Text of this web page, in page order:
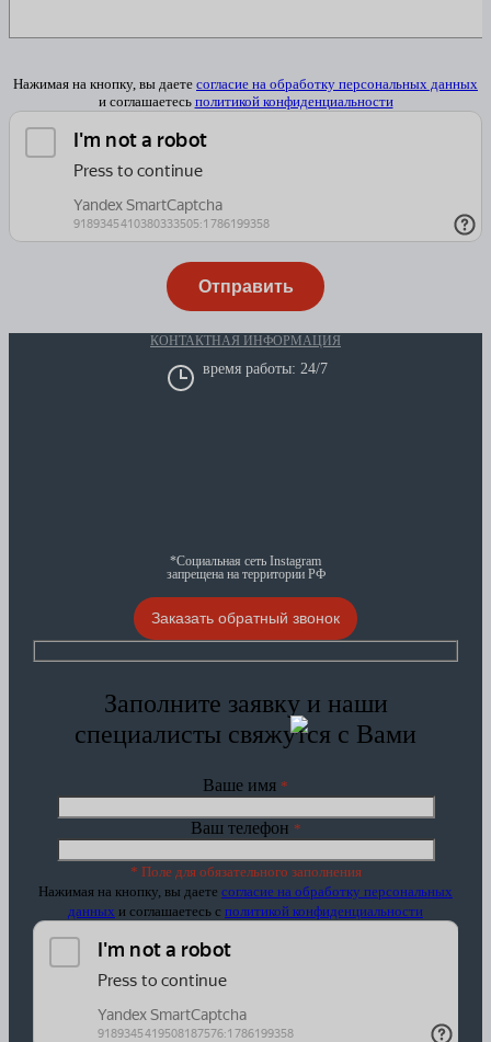
Нажимая на кнопку, вы даете согласие на обработку персональных данных
и соглашаетесь политикой конфиденциальности
КОНТАКТНАЯ ИНФОРМАЦИЯ
время работы: 24/7
*Социальная сеть Instagram
запрещена на территории РФ
Заказать обратный звонок
Заполните заявку и наши
специалисты свяжутся с Вами
Ваше имя *
Ваш телефон *
* Поле для обязательного заполнения
Нажимая на кнопку, вы даете согласие на обработку персональных
данных и соглашаетесь c политикой конфиденциальности